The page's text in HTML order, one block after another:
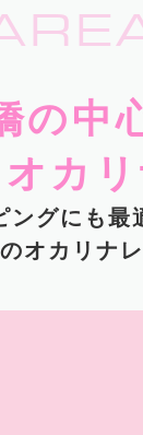
の中
カリ
ングにも最
オカリナ